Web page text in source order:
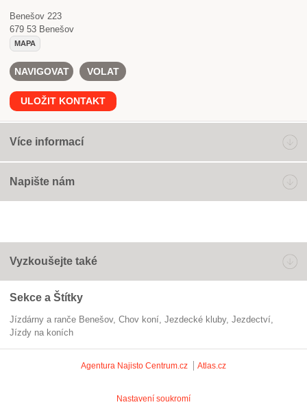
Benešov 223
679 53 Benešov
MAPA
NAVIGOVAT VOLAT
ULOŽIT KONTAKT
Více informací
Napište nám
Vyzkoušejte také
Sekce a Štítky
Jízdárny a ranče Benešov chov koní jezdecké kluby
jezdectví
jízdy na koních
Agentura Najisto Centrum.cz Atlas.cz
Nastavení soukromí